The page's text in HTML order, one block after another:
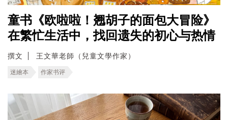
童书《欧啦啦！翘胡子的面包大冒险》
在繁忙生活中，找回遗失的初心与热情
撰文 王文華老師（兒童文學作家）
迷繪本 作家书评